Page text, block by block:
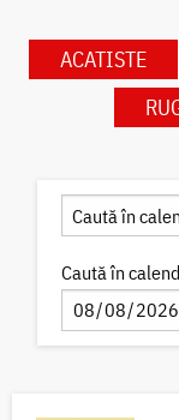
ACATISTE
Caută în